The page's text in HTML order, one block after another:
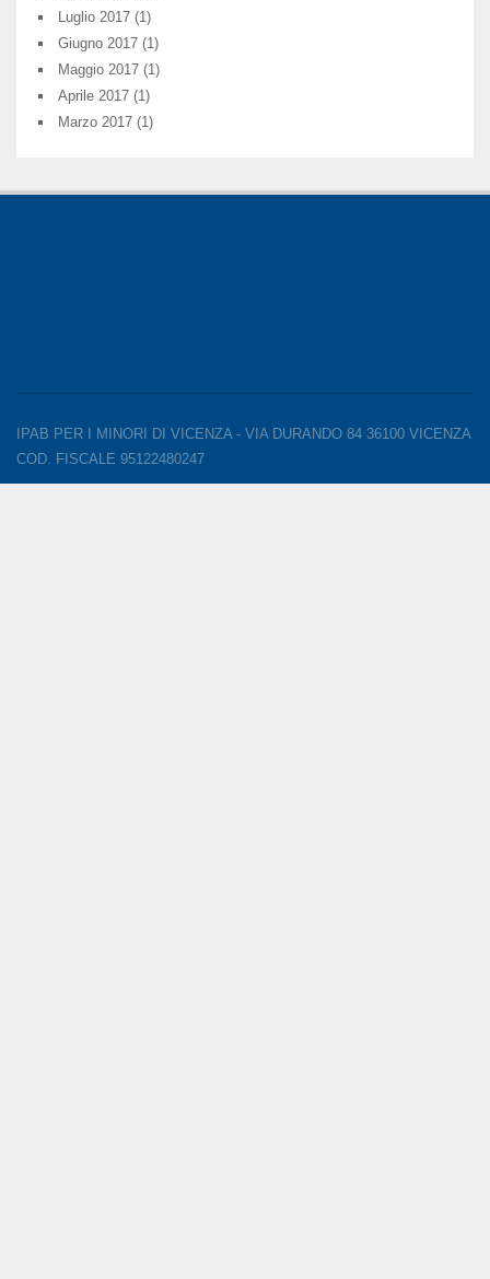
Luglio 2017 (1)
Giugno 2017 (1)
Maggio 2017 (1)
Aprile 2017 (1)
Marzo 2017 (1)
IPAB PER I MINORI DI VICENZA - VIA DURANDO 84 36100 VICENZA
COD. FISCALE 95122480247